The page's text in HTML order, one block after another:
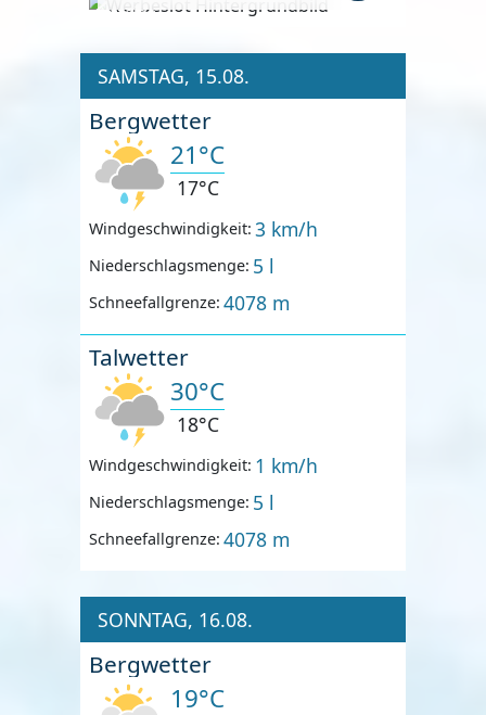
Anzeige
SAMSTAG, 15.08.
Bergwetter
21°C
17°C
Windgeschwindigkeit: 3 km/h
Niederschlagsmenge: 5 l
Schneefallgrenze: 4078 m
Talwetter
30°C
18°C
Windgeschwindigkeit: 1 km/h
Niederschlagsmenge: 5 l
Schneefallgrenze: 4078 m
SONNTAG, 16.08.
Bergwetter
19°C